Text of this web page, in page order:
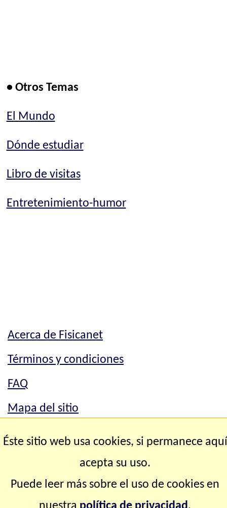
• Otros Temas
El Mundo
Dónde estudiar
Libro de visitas
Entretenimiento-humor
Acerca de Fisicanet
Términos y condiciones
FAQ
Mapa del sitio
Mapa del sitio
Éste sitio web usa cookies, si permanece aquí
acepta su uso.
Puede leer más sobre el uso de cookies en